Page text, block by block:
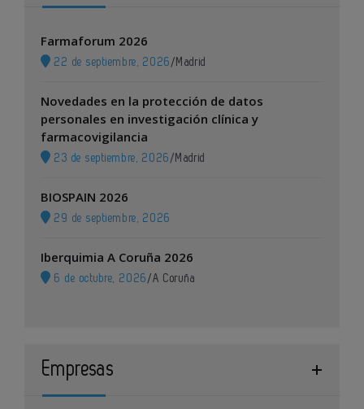
Farmaforum 2026
22 de septiembre, 2026 / Madrid
Novedades en la protección de datos
personales en investigación clínica y
farmacovigilancia
23 de septiembre, 2026 / Madrid
BIOSPAIN 2026
29 de septiembre, 2026
Iberquimia A Coruña 2026
6 de octubre, 2026 /A Coruña
Empresas